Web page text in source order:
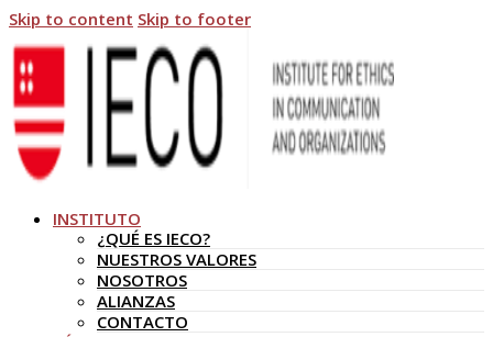
Skip to content Skip to footer
INSTITUTO
¿QUÉ ES IECO?
NUESTROS VALORES
NOSOTROS
ALIANZAS
CONTACTO